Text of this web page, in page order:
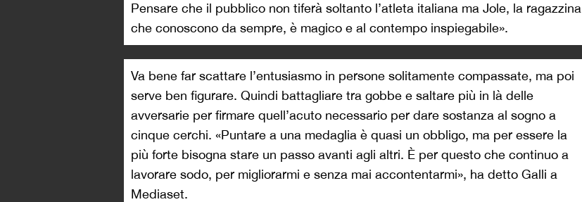
Pensare che il pubblico non tiferà soltanto l’atleta italiana ma Jole, la ragazzina
che conoscono da sempre, è magico e al contempo inspiegabile».
Va bene far scattare l’entusiasmo in persone solitamente compassate, ma poi
serve ben figurare. Quindi battagliare tra gobbe e saltare più in là delle
avversarie per firmare quell’acuto necessario per dare sostanza al sogno a
cinque cerchi. «Puntare a una medaglia è quasi un obbligo, ma per essere la
più forte bisogna stare un passo avanti agli altri. È per questo che continuo a
lavorare sodo, per migliorarmi e senza mai accontentarmi», ha detto Galli a
Mediaset.